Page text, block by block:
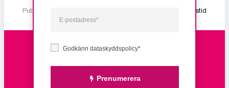
Publicerad 2 januari, 2026 1 min lästid
Godkänn dataskyddspolicy*
Prenumerera